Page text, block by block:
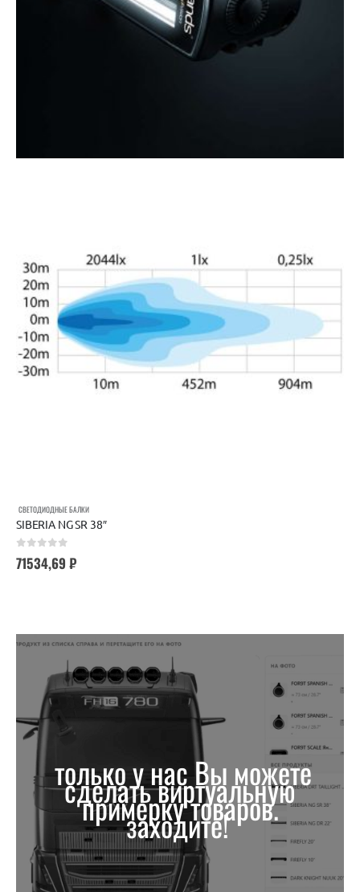
СВЕТОДИОДНЫЕ БАЛКИ
SIBERIA NG SR 38″
71534,69 ₽
только у нас Вы можете
сделать виртуальную
примерку товаров.
заходите!